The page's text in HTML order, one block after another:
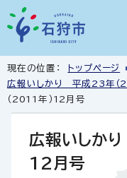
現在の位置： トップページ
広報いしかり 平成23年（
（2011年）12月号
広報いしか
12月号